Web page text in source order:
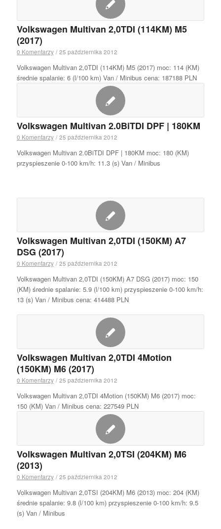
Volkswagen Multivan 2,0TDI (114KM) M5
(2017)
0 Komentarzy / 25 października 2012
Volkswagen Multivan 2,0TDI (114KM) M5 (2017) moc: 114 (KM)
średnie spalanie: 6 (l/100 km) Van / Minibus cena: 187188 PLN
Volkswagen Multivan 2.0BiTDI DPF | 180KM
0 Komentarzy / 25 października 2012
Volkswagen Multivan 2.0BiTDI DPF | 180KM moc: 180 (KM)
przyspieszenie 0-100 km/h: 11.3 (s) Van / Minibus
Volkswagen Multivan 2,0TDI (150KM) A7
DSG (2017)
0 Komentarzy / 25 października 2012
Volkswagen Multivan 2,0TDI (150KM) A7 DSG (2017) moc: 150
(KM) średnie spalanie: 5.9 (l/100 km) przyspieszenie 0-100 km/h:
13 (s) Van / Minibus cena: 414488 PLN
Volkswagen Multivan 2,0TDI 4Motion
(150KM) M6 (2017)
0 Komentarzy / 25 października 2012
Volkswagen Multivan 2,0TDI 4Motion (150KM) M6 (2017) moc:
150 (KM) Van / Minibus cena: 227549 PLN
Volkswagen Multivan 2,0TSI (204KM) M6
(2013)
0 Komentarzy / 25 października 2012
Volkswagen Multivan 2,0TSI (204KM) M6 (2013) moc: 204 (KM)
średnie spalanie: 9.8 (l/100 km) przyspieszenie 0-100 km/h: 9.5
(s) Van / Minibus